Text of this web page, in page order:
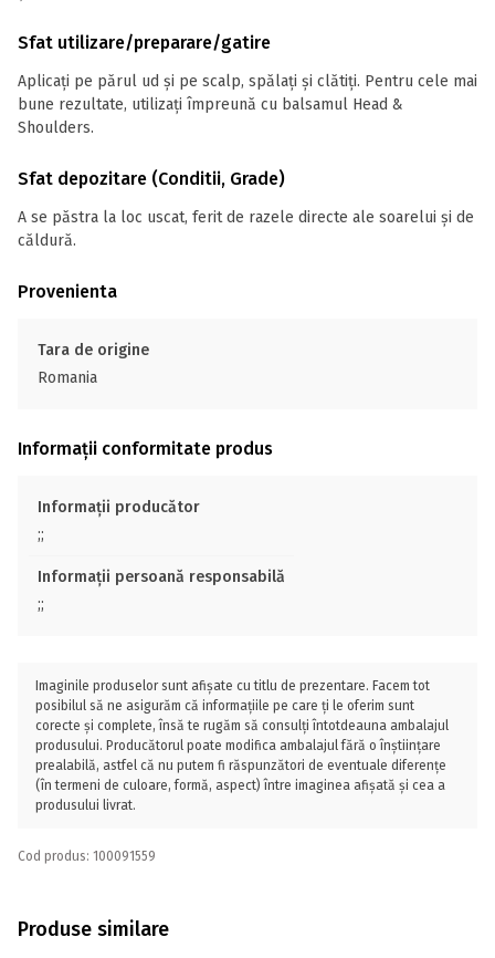
Sfat utilizare/preparare/gatire
Aplicați pe părul ud și pe scalp, spălați și clătiți. Pentru cele mai
bune rezultate, utilizați împreună cu balsamul Head &
Shoulders.
Sfat depozitare (Conditii, Grade)
A se păstra la loc uscat, ferit de razele directe ale soarelui și de
căldură.
Provenienta
Tara de origine
Romania
Informații conformitate produs
Informații producător
;;
Informații persoană responsabilă
;;
Imaginile produselor sunt afișate cu titlu de prezentare. Facem tot
posibilul să ne asigurăm că informațiile pe care ți le oferim sunt
corecte și complete, însă te rugăm să consulți întotdeauna ambalajul
produsului. Producătorul poate modifica ambalajul fără o înștiințare
prealabilă, astfel că nu putem fi răspunzători de eventuale diferențe
(în termeni de culoare, formă, aspect) între imaginea afișată și cea a
produsului livrat.
Cod produs: 100091559
Produse similare